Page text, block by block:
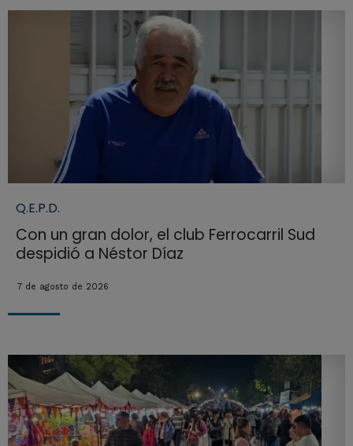
Q.E.P.D.
Con un gran dolor, el club Ferrocarril Sud
despidió a Néstor Díaz
7 de agosto de 2026